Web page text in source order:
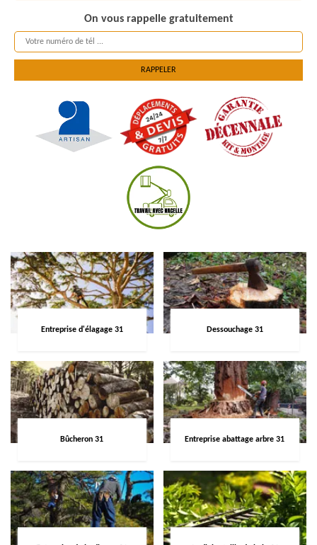
On vous rappelle gratuitement
Entreprise d'élagage 31 Dessouchage 31
Bûcheron 31 Entreprise abattage arbre 31